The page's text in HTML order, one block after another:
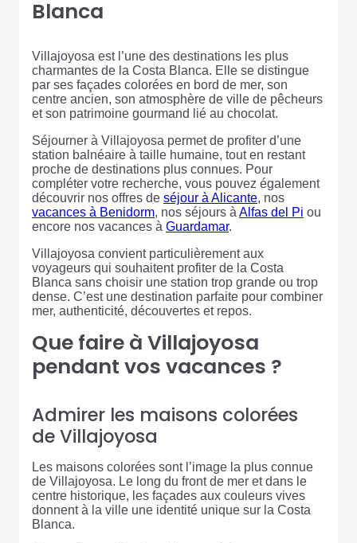
Blanca
Villajoyosa est l’une des destinations les plus
charmantes de la Costa Blanca. Elle se distingue
par ses façades colorées en bord de mer, son
centre ancien, son atmosphère de ville de pêcheurs
et son patrimoine gourmand lié au chocolat.
Séjourner à Villajoyosa permet de profiter d’une
station balnéaire à taille humaine, tout en restant
proche de destinations plus connues. Pour
compléter votre recherche, vous pouvez également
découvrir nos offres de séjour à Alicante, nos
vacances à Benidorm, nos séjours à Alfas del Pi ou
encore nos vacances à Guardamar.
Villajoyosa convient particulièrement aux
voyageurs qui souhaitent profiter de la Costa
Blanca sans choisir une station trop grande ou trop
dense. C’est une destination parfaite pour combiner
mer, authenticité, découvertes et repos.
Que faire à Villajoyosa
pendant vos vacances ?
Admirer les maisons colorées
de Villajoyosa
Les maisons colorées sont l’image la plus connue
de Villajoyosa. Le long du front de mer et dans le
centre historique, les façades aux couleurs vives
donnent à la ville une identité unique sur la Costa
Blanca.